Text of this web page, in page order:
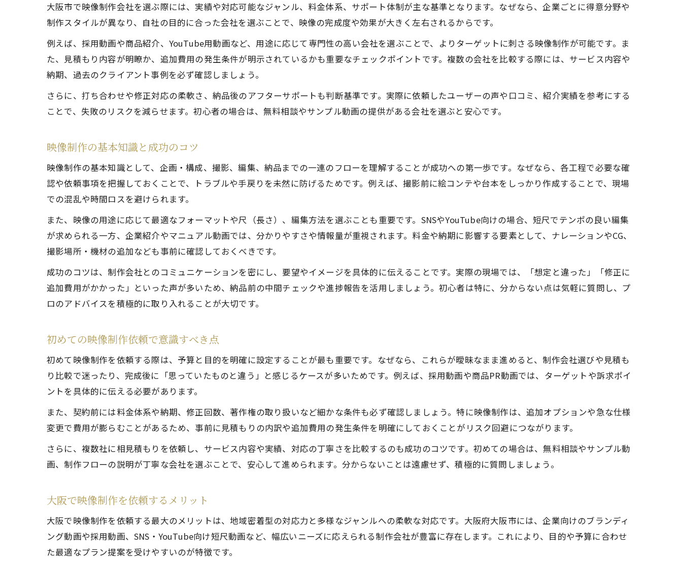
コストを抑えつつ高品質映像制作実現
映像制作会社やめとけと言われる理由
映像制作で失敗しないコツと注意点
大阪で信頼できる映像制作会社の探し方
目的別に活用したい映像制作の提案術
企業向け映像制作の最適な提案方法
SNS・YouTube用映像制作の活用事例
映像制作で集客効果を高める施策
相見積もりで差が出る会社比較ポイント
相見積もりで分かる映像制作会社の違い
映像制作依頼時の条件整理と交渉術
失敗しない映像制作会社選びの秘訣
大阪市で映像制作会社を選ぶ際には、実績や対応可能なジャンル、料金体系、サポート体制が主な基準となります。なぜなら、企業ごとに得意分野や
制作スタイルが異なり、自社の目的に合った会社を選ぶことで、映像の完成度や効果が大きく左右されるからです。
例えば、採用動画や商品紹介、YouTube用動画など、用途に応じて専門性の高い会社を選ぶことで、よりターゲットに刺さる映像制作が可能です。ま
た、見積もり内容が明瞭か、追加費用の発生条件が明示されているかも重要なチェックポイントです。複数の会社を比較する際には、サービス内容や
納期、過去のクライアント事例を必ず確認しましょう。
さらに、打ち合わせや修正対応の柔軟さ、納品後のアフターサポートも判断基準です。実際に依頼したユーザーの声や口コミ、紹介実績を参考にする
ことで、失敗のリスクを減らせます。初心者の場合は、無料相談やサンプル動画の提供がある会社を選ぶと安心です。
映像制作の基本知識と成功のコツ
映像制作の基本知識として、企画・構成、撮影、編集、納品までの一連のフローを理解することが成功への第一歩です。なぜなら、各工程で必要な確
認や依頼事項を把握しておくことで、トラブルや手戻りを未然に防げるためです。例えば、撮影前に絵コンテや台本をしっかり作成することで、現場
での混乱や時間ロスを避けられます。
また、映像の用途に応じて最適なフォーマットや尺（長さ）、編集方法を選ぶことも重要です。SNSやYouTube向けの場合、短尺でテンポの良い編集
が求められる一方、企業紹介やマニュアル動画では、分かりやすさや情報量が重視されます。料金や納期に影響する要素として、ナレーションやCG、
撮影場所・機材の追加なども事前に確認しておくべきです。
成功のコツは、制作会社とのコミュニケーションを密にし、要望やイメージを具体的に伝えることです。実際の現場では、「想定と違った」「修正に
追加費用がかかった」といった声が多いため、納品前の中間チェックや進捗報告を活用しましょう。初心者は特に、分からない点は気軽に質問し、プ
ロのアドバイスを積極的に取り入れることが大切です。
初めての映像制作依頼で意識すべき点
初めて映像制作を依頼する際は、予算と目的を明確に設定することが最も重要です。なぜなら、これらが曖昧なまま進めると、制作会社選びや見積も
り比較で迷ったり、完成後に「思っていたものと違う」と感じるケースが多いためです。例えば、採用動画や商品PR動画では、ターゲットや訴求ポイ
ントを具体的に伝える必要があります。
また、契約前には料金体系や納期、修正回数、著作権の取り扱いなど細かな条件も必ず確認しましょう。特に映像制作は、追加オプションや急な仕様
変更で費用が膨らむことがあるため、事前に見積もりの内訳や追加費用の発生条件を明確にしておくことがリスク回避につながります。
さらに、複数社に相見積もりを依頼し、サービス内容や実績、対応の丁寧さを比較するのも成功のコツです。初めての場合は、無料相談やサンプル動
画、制作フローの説明が丁寧な会社を選ぶことで、安心して進められます。分からないことは遠慮せず、積極的に質問しましょう。
大阪で映像制作を依頼するメリット
大阪で映像制作を依頼する最大のメリットは、地域密着型の対応力と多様なジャンルへの柔軟な対応です。大阪府大阪市には、企業向けのブランディ
ング動画や採用動画、SNS・YouTube向け短尺動画など、幅広いニーズに応えられる制作会社が豊富に存在します。これにより、目的や予算に合わせ
た最適なプラン提案を受けやすいのが特徴です。